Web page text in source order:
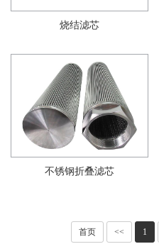
烧结滤芯
不锈钢折叠滤芯
首页 << 1